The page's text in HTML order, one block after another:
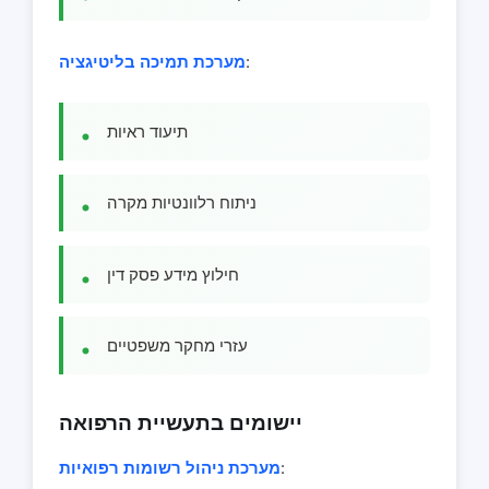
מערכת תמיכה בליטיגציה:
תיעוד ראיות
ניתוח רלוונטיות מקרה
חילוץ מידע פסק דין
עזרי מחקר משפטיים
יישומים בתעשיית הרפואה
מערכת ניהול רשומות רפואיות: